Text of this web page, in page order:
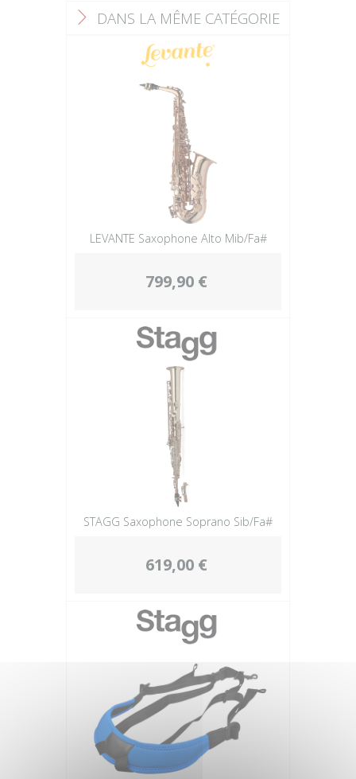
F DANS LA MÊME CATÉGORIE
LEVANTE Saxophone Alto Mib/Fa#
799,90 €
STAGG Saxophone Soprano Sib/Fa#
619,00 €